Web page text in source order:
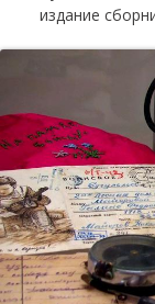
издание